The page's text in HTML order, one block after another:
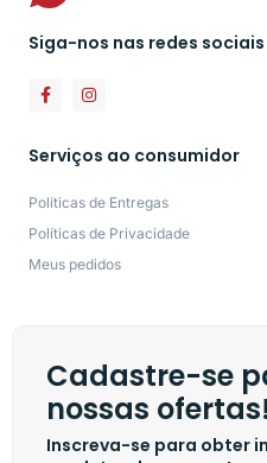
Siga-nos nas redes sociais
Serviços ao consumidor
Políticas de Entregas
Políticas de Privacidade
Meus pedidos
Cadastre-se
nossas ofertas!
Inscreva-se para obter